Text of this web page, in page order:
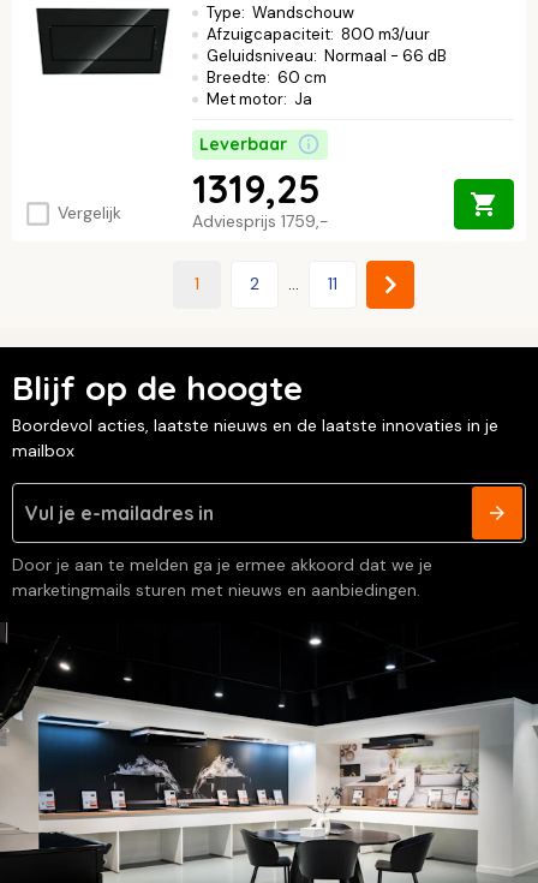
Vergelijk
Type: Wandschouw
Afzuigcapaciteit: 800 m3/uur
Geluidsniveau: Normaal - 66 dB
Breedte: 60 cm
Met motor: Ja
Leverbaar
Adviesprijs 1759,-
1319,25
1 2 ... 11
Blijf op de hoogte
Boordevol acties, laatste nieuws en de laatste innovaties in je
mailbox
Door je aan te melden ga je ermee akkoord dat we je
marketingmails sturen met nieuws en aanbiedingen.